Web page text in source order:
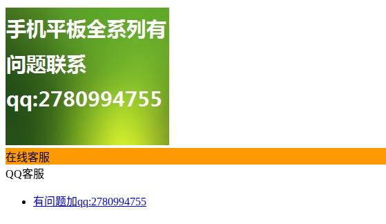
在线客服
QQ客服
有问题加qq:2780994755